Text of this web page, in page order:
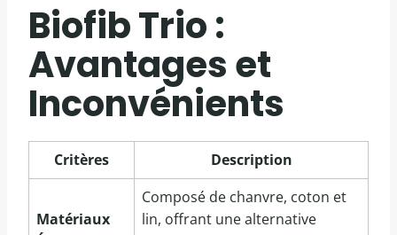
Biofib Trio :
Avantages et
Inconvénients
Critères Description
Matériaux
Composé de chanvre, coton et
lin, offrant une alternative